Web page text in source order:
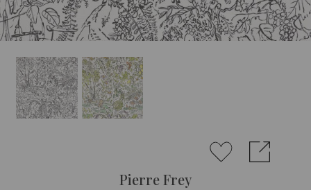
Pierre Frey